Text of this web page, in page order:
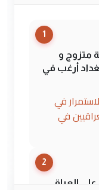
1
متزوج و
أرغب في
في
في
2
على العراق